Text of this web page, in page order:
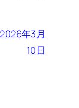
2026年3月
10日